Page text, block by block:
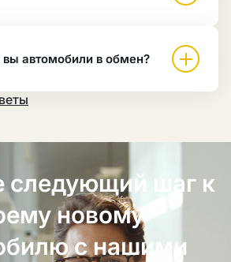
автомобили в обмен?
следующий шаг к
новому
с нашими